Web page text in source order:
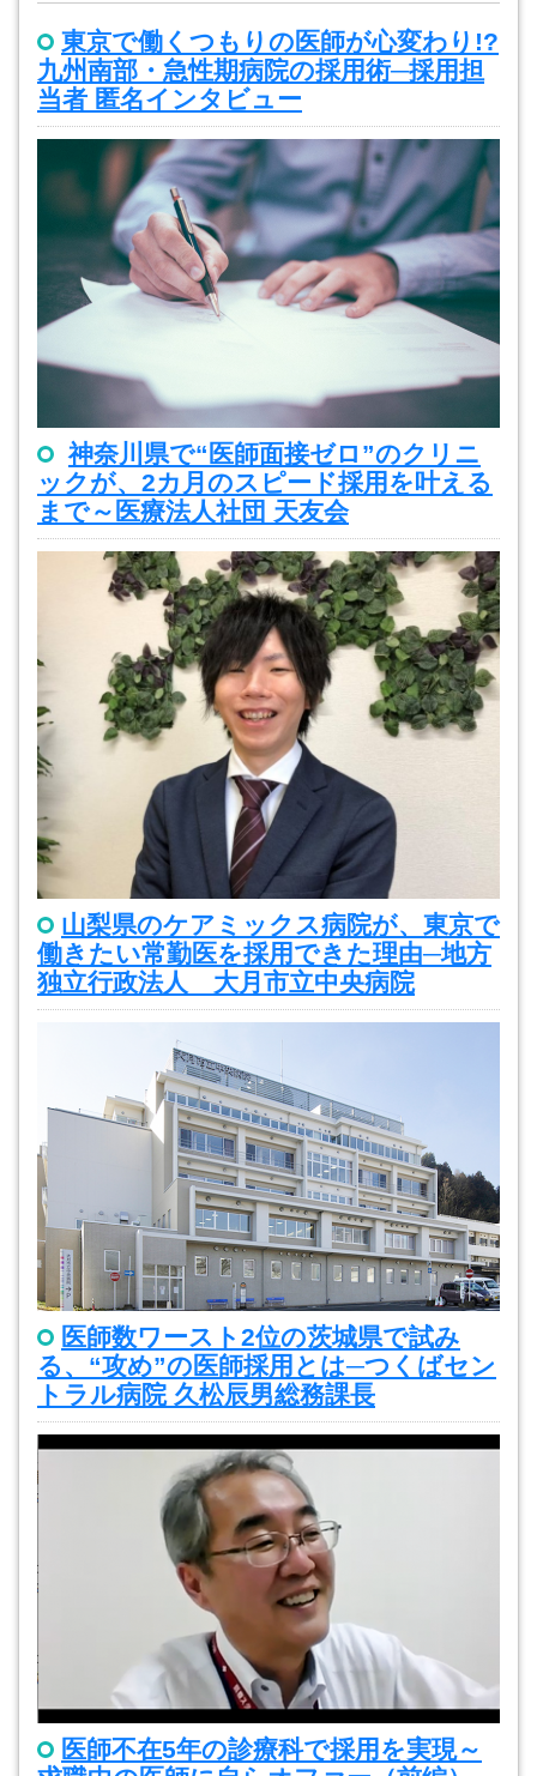
東京で働くつもりの医師が心変わり!?
九州南部・急性期病院の採用術─採用担
当者 匿名インタビュー
神奈川県で“医師面接ゼロ”のクリニ
ックが、2カ月のスピード採用を叶える
まで～医療法人社団 天友会
山梨県のケアミックス病院が、東京で
働きたい常勤医を採用できた理由─地方
独立行政法人 大月市立中央病院
医師数ワースト2位の茨城県で試み
る、“攻め”の医師採用とは─つくばセン
トラル病院 久松辰男総務課長
医師不在5年の診療科で採用を実現～